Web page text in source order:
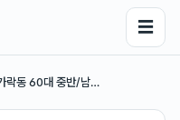
☰
락동 60대 중반/남…